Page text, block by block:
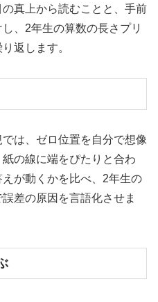
真上から読むことと、手前
、2年生の算数の長さプリ
返します。
は、ゼロ位置を自分で想像
の線に端をぴたりと合わ
が動くかを比べ、2年生の
差の原因を言語化させま